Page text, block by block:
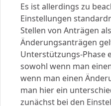
Es ist allerdings zu
Einstellungen
Stellen von Anträgen
Änderungsanträgen
Unterstützungs-Phase
sowohl wenn man
wenn man einen
man hier ein
zunächst bei den